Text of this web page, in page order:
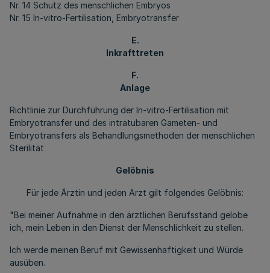
Nr. 14 Schutz des menschlichen Embryos
Nr. 15 In-vitro-Fertilisation, Embryotransfer
E.
Inkrafttreten
F.
Anlage
Richtlinie zur Durchführung der In-vitro-Fertilisation mit
Embryotransfer und des intratubaren Gameten- und
Embryotransfers als Behandlungsmethoden der menschlichen
Sterilität
Gelöbnis
Für jede Ärztin und jeden Arzt gilt folgendes Gelöbnis:
"Bei meiner Aufnahme in den ärztlichen Berufsstand gelobe
ich, mein Leben in den Dienst der Menschlichkeit zu stellen.
Ich werde meinen Beruf mit Gewissenhaftigkeit und Würde
ausüben.